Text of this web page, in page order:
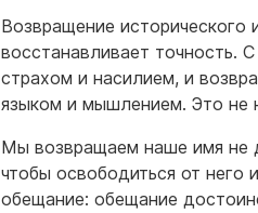
Возвращение
восстанавливает точность.
страхом и насилием, и
языком и мышлением. Это не
Мы возвращаем наше имя не
чтобы освободиться от
обещание: обещание